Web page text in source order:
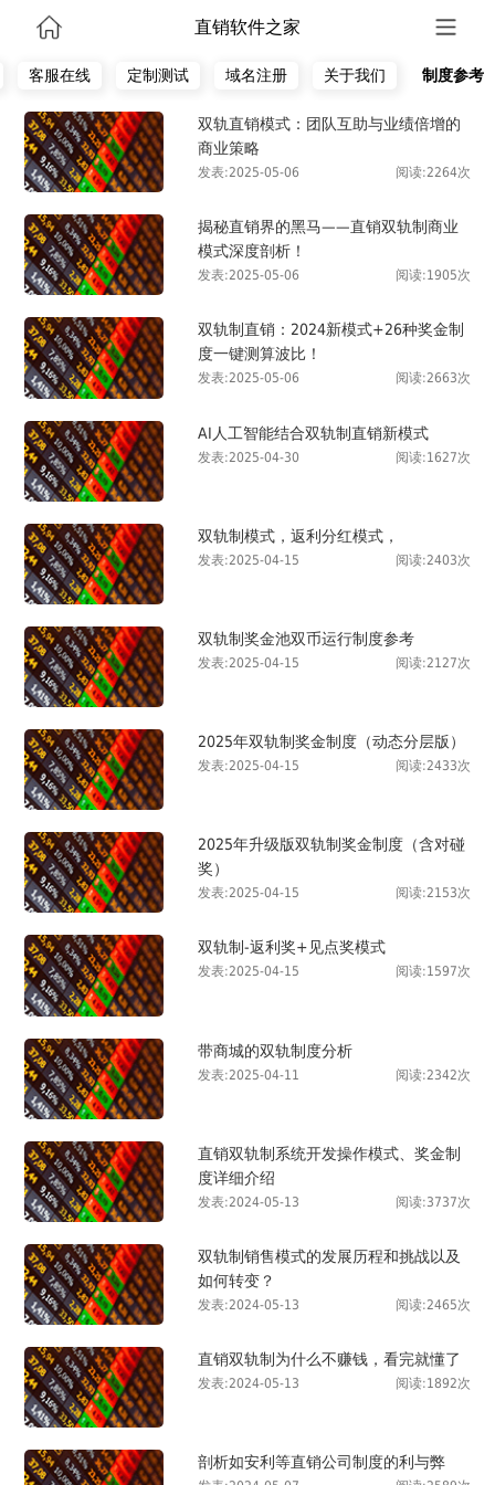
直销软件之家
客服在线 定制测试 域名注册 关于我们 制度参考
双轨直销模式：团队互助与业绩倍增的
商业策略
发表:2025-05-06 阅读:2264次
揭秘直销界的黑马——直销双轨制商业
模式深度剖析！
发表:2025-05-06 阅读:1905次
双轨制直销：2024新模式+26种奖金制
度一键测算波比！
发表:2025-05-06 阅读:2663次
AI人工智能结合双轨制直销新模式
发表:2025-04-30 阅读:1627次
双轨制模式，返利分红模式，
发表:2025-04-15 阅读:2403次
双轨制奖金池双币运行制度参考
发表:2025-04-15 阅读:2127次
2025年双轨制奖金制度（动态分层版）
发表:2025-04-15 阅读:2433次
2025年升级版双轨制奖金制度（含对碰
奖）
发表:2025-04-15 阅读:2153次
双轨制-返利奖+见点奖模式
发表:2025-04-15 阅读:1597次
带商城的双轨制度分析
发表:2025-04-11 阅读:2342次
直销双轨制系统开发操作模式、奖金制
度详细介绍
发表:2024-05-13 阅读:3737次
双轨制销售模式的发展历程和挑战以及
如何转变？
发表:2024-05-13 阅读:2465次
直销双轨制为什么不赚钱，看完就懂了
发表:2024-05-13 阅读:1892次
剖析如安利等直销公司制度的利与弊